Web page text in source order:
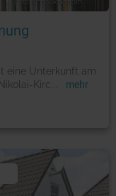
Foto: © booking.com
eine Unterkunft am
Kirc
mehr